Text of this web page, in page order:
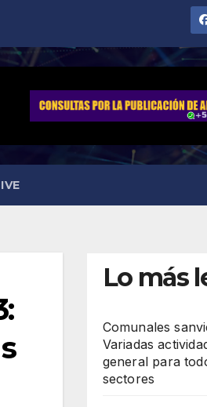
Lo más
Comunales
Variadas
general para
sectores